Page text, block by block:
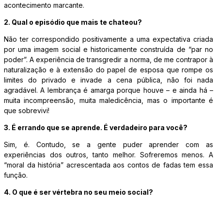
acontecimento marcante.
2. Qual o episódio que mais te chateou?
Não ter correspondido positivamente a uma expectativa criada
por uma imagem social e historicamente construída de “par no
poder”. A experiência de transgredir a norma, de me contrapor à
naturalização e à extensão do papel de esposa que rompe os
limites do privado e invade a cena pública, não foi nada
agradável. A lembrança é amarga porque houve – e ainda há –
muita incompreensão, muita maledicência, mas o importante é
que sobrevivi!
3. É errando que se aprende. É verdadeiro para você?
Sim, é. Contudo, se a gente puder aprender com as
experiências dos outros, tanto melhor. Sofreremos menos. A
“moral da história” acrescentada aos contos de fadas tem essa
função.
4. O que é ser vértebra no seu meio social?